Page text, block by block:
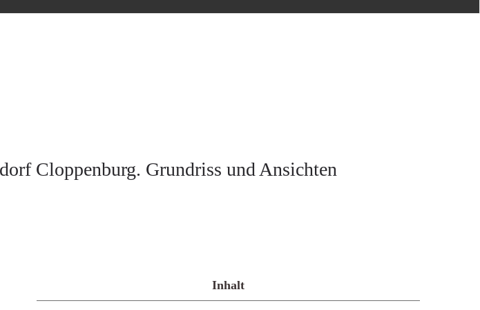
Cloppenburg. Grundriss und Ansichten
Inhalt